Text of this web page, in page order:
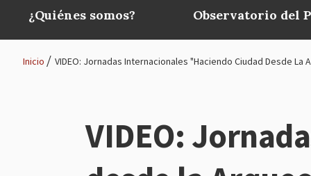
Main
navigation
¿Quiénes somos? Observatorio del
navegación
Inicio VIDEO: Jornadas Internacionales "Haciendo Ciudad Desde La
VIDEO: